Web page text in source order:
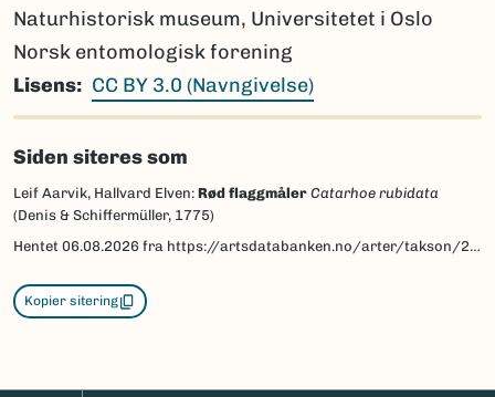
Naturhistorisk museum, Universitetet i Oslo
Norsk entomologisk forening
Lisens
CC BY 3.0 (Navngivelse)
Siden siteres som
Leif Aarvik, Hallvard Elven: Rød flaggmåler Catarhoe rubidata
(Denis & Schiffermüller, 1775)
Hentet 06.08.2026 fra https://artsdatabanken.no/arter/takson/29986/beskrivelse
Kopier sitering